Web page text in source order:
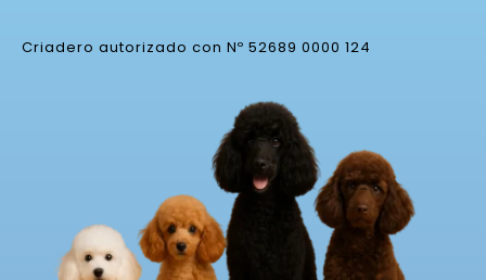
Criadero autorizado con Nº 52689 0000 124